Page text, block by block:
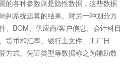
的各种参数则是隐性数据，这些数据
到系统运算的结果。对另一种划分方
、BOM、供应商/客户信息、会计科目
货币和汇率、银行主文件、工厂日
方式、凭证类型等数据称之为辅助数